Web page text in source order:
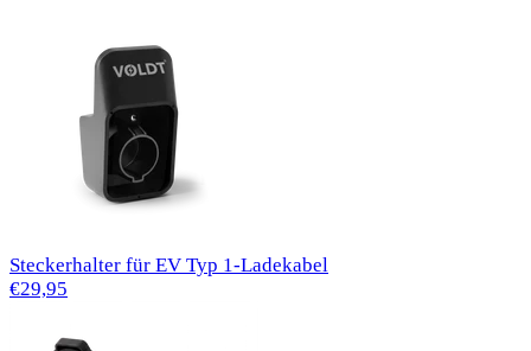
Steckerhalter für EV Typ 1-Ladekabel
€29,95